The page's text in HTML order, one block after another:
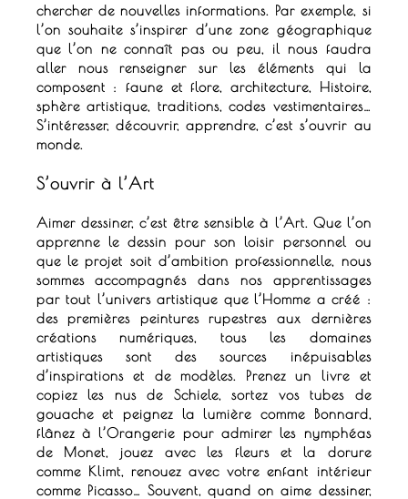
chercher de nouvelles informations. Par exemple, si
l’on souhaite s’inspirer d’une zone géographique
que l’on ne connaît pas ou peu, il nous faudra
aller nous renseigner sur les éléments qui la
composent : faune et flore, architecture, Histoire,
sphère artistique, traditions, codes vestimentaires…
S’intéresser, découvrir, apprendre, c’est s’ouvrir au
monde.
S’ouvrir à l’Art
Aimer dessiner, c’est être sensible à l’Art. Que l’on
apprenne le dessin pour son loisir personnel ou
que le projet soit d’ambition professionnelle, nous
sommes accompagnés dans nos apprentissages
par tout l’univers artistique que l’Homme a créé :
des premières peintures rupestres aux dernières
créations numériques, tous les domaines
artistiques sont des sources inépuisables
d’inspirations et de modèles. Prenez un livre et
copiez les nus de Schiele, sortez vos tubes de
gouache et peignez la lumière comme Bonnard,
flânez à l’Orangerie pour admirer les nymphéas
de Monet, jouez avec les fleurs et la dorure
comme Klimt, renouez avec votre enfant intérieur
comme Picasso… Souvent, quand on aime dessiner,